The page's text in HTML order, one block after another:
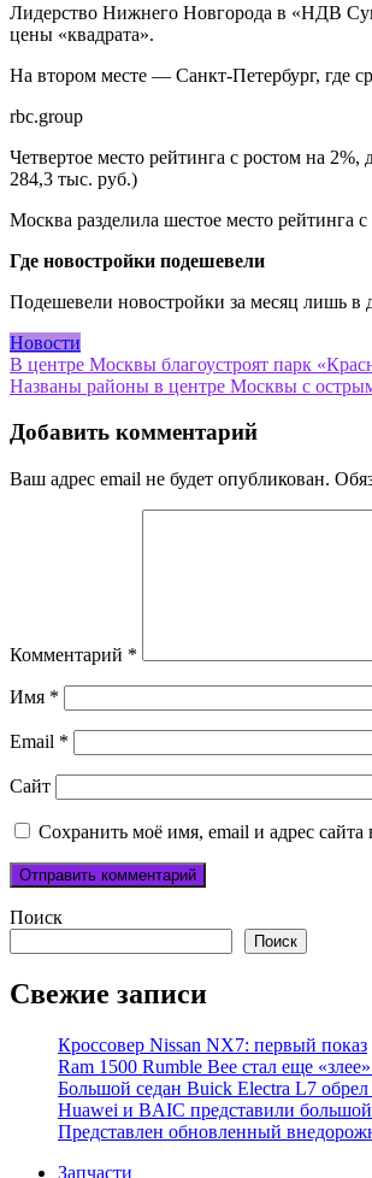
Лидерство Нижнего Новгорода в «НДВ
цены «квадрата».
На втором месте — Санкт-Петербург, где
rbc.group
Четвертое место рейтинга с ростом на
284,3 тыс. руб.)
Москва разделила шестое место
Где новостройки подешевели
Подешевели новостройки за месяц лишь в
Новости
Навигация
по
записям
В центре Москвы благоустроят парк
Названы районы в центре Москвы с
Добавить комментарий
Ваш адрес email не будет опубликован.
Комментарий *
Имя *
Email *
Сайт
Сохранить моё имя, email и адрес
Поиск
Поиск
Свежие записи
Кроссовер Nissan NX7: первый показ
Ram 1500 Rumble Bee стал еще
Большой седан Buick Electra L7
Huawei и BAIC представили большой
Представлен обновленный
Запчасти